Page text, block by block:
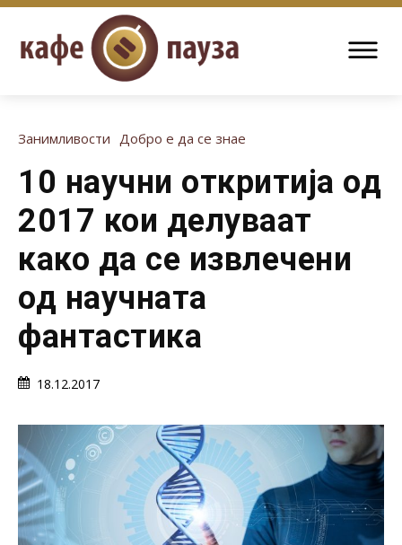
Занимливости Добро е да се знае
10 научни откритија од
2017 кои делуваат
како да се извлечени
од научната
фантастика
18.12.2017